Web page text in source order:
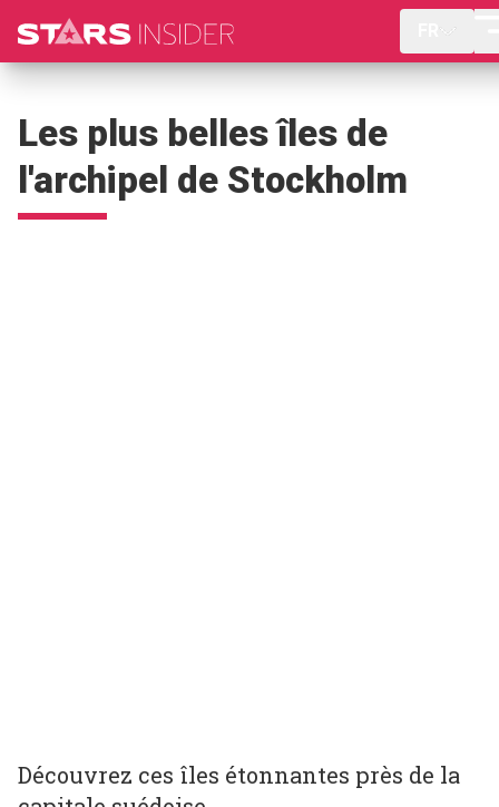
Les plus belles îles de
l'archipel de Stockholm
Découvrez ces îles étonnantes près de la